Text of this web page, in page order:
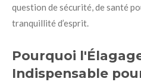
question de sécurité, de santé
tranquillité d’esprit.
Pourquoi
Indispensable